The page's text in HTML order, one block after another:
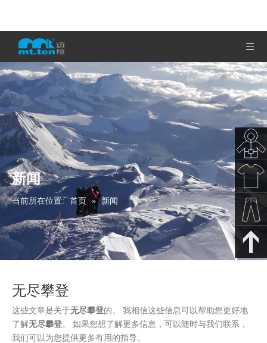
新闻
当前所在位置: 首页 » 新闻
无尽攀登
这些文章是关于无尽攀登的。 我相信这些信息可以帮助您更好地
了解无尽攀登。 如果您想了解更多信息，可以随时与我们联系，
我们可以为您提供更多有用的指导。
秋冬新
春夏新
款
裤子下